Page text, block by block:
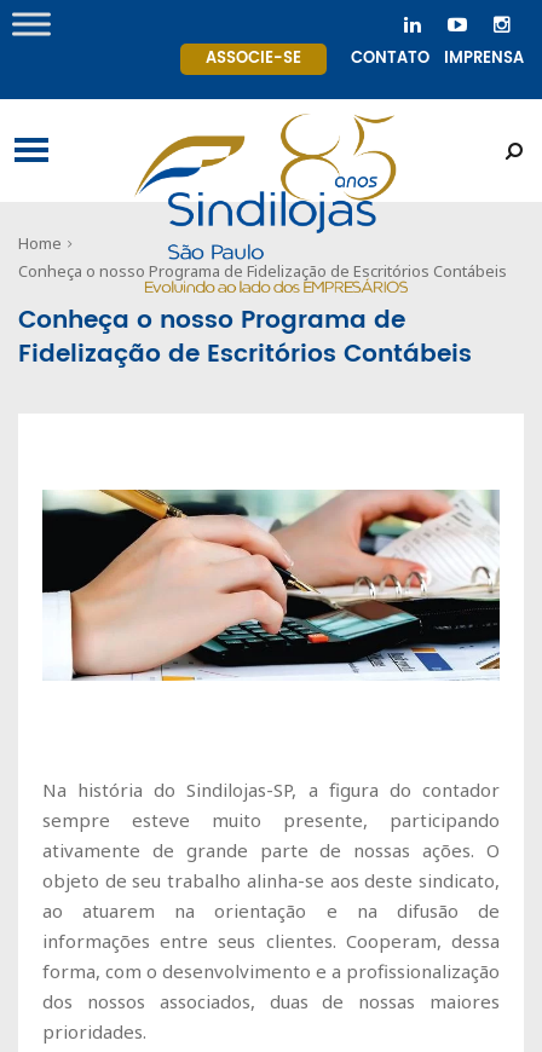
ASSOCIE-SE CONTATO IMPRENSA
Home
Conheça o nosso Programa de Fidelização de Escritórios Contábeis
Conheça o nosso Programa de
Fidelização de Escritórios Contábeis
Na história do Sindilojas-SP, a figura do contador
sempre esteve muito presente, participando
ativamente de grande parte de nossas ações. O
objeto de seu trabalho alinha-se aos deste sindicato,
ao atuarem na orientação e na difusão de
informações entre seus clientes. Cooperam, dessa
forma, com o desenvolvimento e a profissionalização
dos nossos associados, duas de nossas maiores
prioridades.